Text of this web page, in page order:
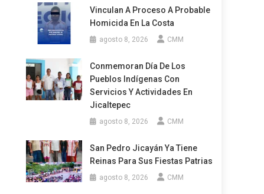
Vinculan A Proceso A Probable
Homicida En La Costa
agosto 8, 2026 CMM
Conmemoran Día De Los
Pueblos Indígenas Con
Servicios Y Actividades En
Jicaltepec
agosto 8, 2026 CMM
San Pedro Jicayán Ya Tiene
Reinas Para Sus Fiestas Patrias
agosto 8, 2026 CMM